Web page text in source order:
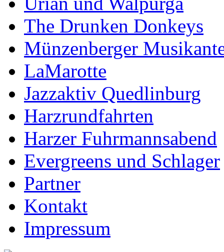
The Drunken Donkeys
Münzenberger
LaMarotte
Jazzaktiv Quedlinburg
Harzrundfahrten
Harzer Fuhrmannsabend
Evergreens und Schlager
Partner
Kontakt
Impressum